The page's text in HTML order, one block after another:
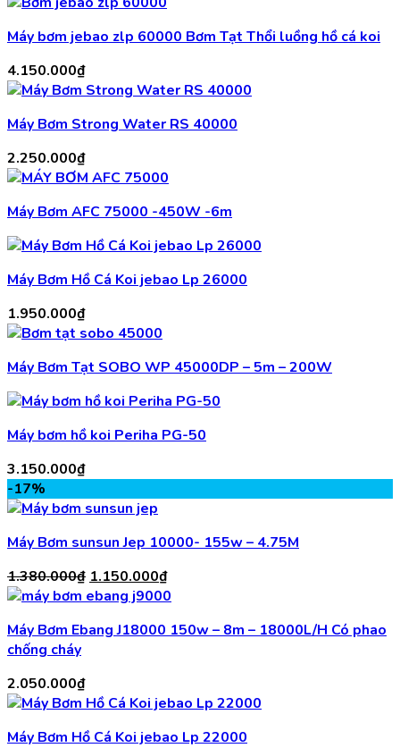
Máy bơm jebao zlp 60000 Bơm Tạt Thổi luồng hồ cá koi
4.150.000₫
Máy Bơm Strong Water RS 40000
2.250.000₫
Máy Bơm AFC 75000 -450W -6m
Máy Bơm Hồ Cá Koi jebao Lp 26000
1.950.000₫
Máy Bơm Tạt SOBO WP 45000DP – 5m – 200W
Máy bơm hồ koi Periha PG-50
3.150.000₫
-17%
Máy Bơm sunsun Jep 10000- 155w – 4.75M
1.380.000₫ Giá
gốc
1.380.000₫.
1.150.000₫Giá
hiện
là:
Máy Bơm Ebang J18000 150w – 8m – 18000L/H Có phao
chống cháy
2.050.000₫
Máy Bơm Hồ Cá Koi jebao Lp 22000